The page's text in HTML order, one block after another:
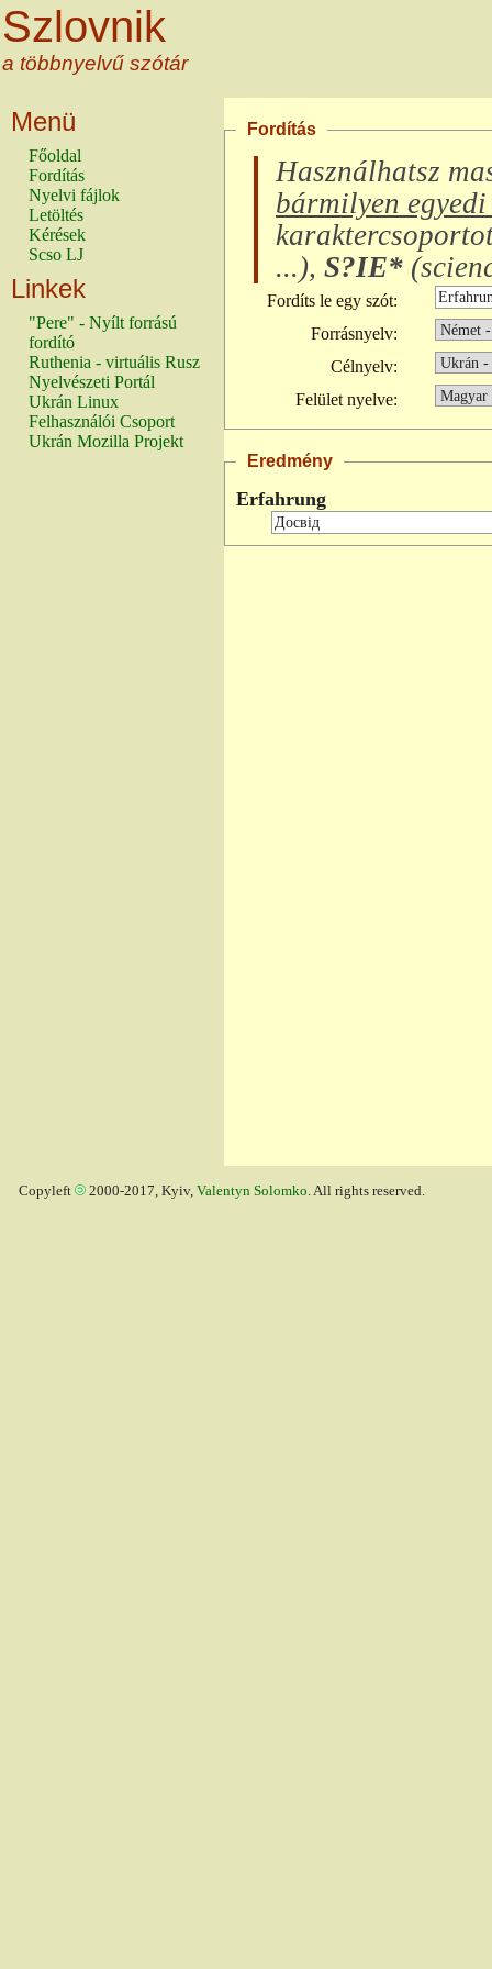
Szlovnik
a többnyelvű szótár
Menü
Főoldal
Fordítás
Nyelvi fájlok
Letöltés
Kérések
Scso LJ
Linkek
"Pere" - Nyílt forrású
fordító
Ruthenia - virtuális Rusz
Nyelvészeti Portál
Ukrán Linux
Felhasználói Csoport
Ukrán Mozilla Projekt
Fordítás
Használhatsz
bármilyen
...), S?IE* (
Fordíts le egy szót:
Forrásnyelv:
Célnyelv:
Felület nyelve:
Eredmény
Erfahrung
Copyleft 2000-2017, Kyiv, Valentyn Solomko. All rights reserved.